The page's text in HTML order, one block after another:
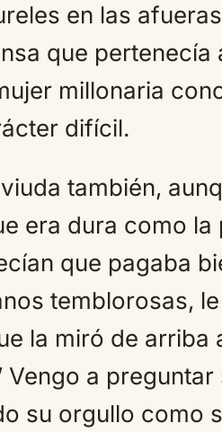
en las
que pertenecía
millonaria
difícil.
también,
era dura como
que pagaba
temblorosas,
la miró de arriba
Vengo a
su orgullo como